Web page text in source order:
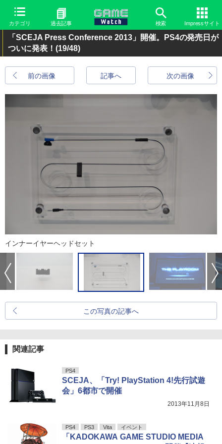
カテゴリ 過去記事 検索 Impressサイト
「SCEJA Press Conference 2013」開催。PS4の発売日が
ついに発表！ (19/48)
前の画像 次の画像
記事へ
インナーイヤーヘッドセット
この写真の記事へ
関連記事
PS4
SCEJA、「Try! PlayStation 4!先行試遊
会」6都市で開催
2013年11月8日
PS4 PS3 Vita イベント
「KADOKAWA GAME STUDIO MEDIA